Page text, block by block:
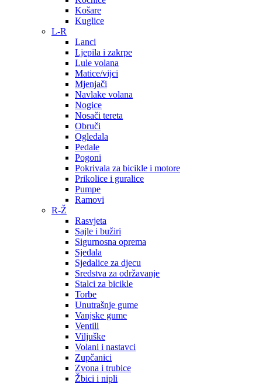
Košare
Kuglice
L-R
Lanci
Ljepila i zakrpe
Lule volana
Matice/vijci
Mjenjači
Navlake volana
Nogice
Nosači tereta
Obruči
Ogledala
Pedale
Pogoni
Pokrivala za bicikle i motore
Prikolice i guralice
Pumpe
Ramovi
R-Ž
Rasvjeta
Sajle i bužiri
Sigurnosna oprema
Sjedala
Sjedalice za djecu
Sredstva za održavanje
Stalci za bicikle
Torbe
Unutrašnje gume
Vanjske gume
Ventili
Viljuške
Volani i nastavci
Zupčanici
Zvona i trubice
Žbici i nipli